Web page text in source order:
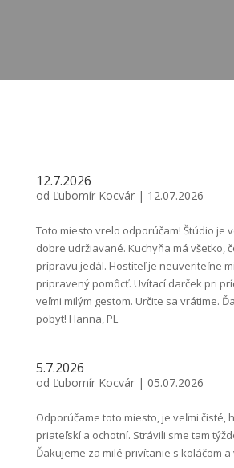
12.7.2026
od Ľubomír Kocvár| 12.07.2026
Toto miesto vrelo odporúčam! Štúdio je
dobre udržiavané. Kuchyňa má všetko,
prípravu jedál. Hostiteľ je neuveriteľne
pripravený pomôcť. Uvítací darček pri
veľmi milým gestom. Určite sa vrátime.
pobyt! Hanna, PL
5.7.2026
od Ľubomír Kocvár| 05.07.2026
Odporúčame toto miesto, je veľmi čisté,
priateľskí a ochotní. Strávili sme tam
Ďakujeme za milé privítanie s koláčom a